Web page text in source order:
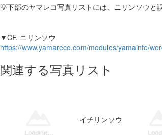
💡下部のヤマレコ写真リストには、ニリンソウと
▼CF. ニリンソウ
https://www.yamareco.com/modules/yamainfo/
関連する写真リスト
イチリンソウ